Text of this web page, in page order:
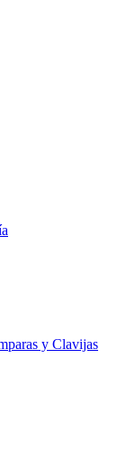
y Clavijas